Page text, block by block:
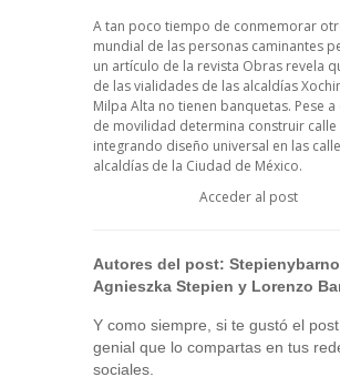
A tan poco tiempo de conmemorar
mundial de las personas caminantes
un artículo de la revista Obras revela
de las vialidades de las alcaldías
Milpa Alta no tienen banquetas. Pese a
de movilidad determina construir
integrando diseño universal en las
alcaldías de la Ciudad de México.
Acceder al post
Autores del post: Stepienybarno
Agnieszka Stepien y Lorenzo
Y como siempre, si te gustó el
genial que lo compartas en tus
sociales.